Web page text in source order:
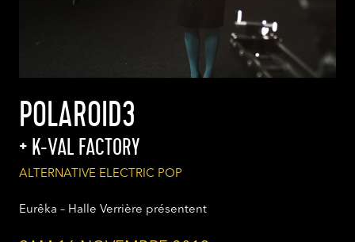
POLAROID3
K-VAL FACTORY
ALTERNATIVE ELECTRIC POP
Eurêka – Halle Verrière présentent